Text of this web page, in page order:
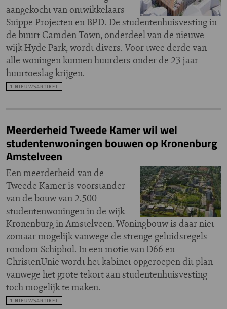
aangekocht van ontwikkelaars
Snippe Projecten en BPD. De studentenhuisvesting in
de buurt Camden Town, onderdeel van de nieuwe
wijk Hyde Park, wordt divers. Voor twee derde van
alle woningen kunnen huurders onder de 23 jaar
huurtoeslag krijgen.
1 NIEUWSARTIKEL
Meerderheid Tweede Kamer wil wel
studentenwoningen bouwen op Kronenburg
Amstelveen
Een meerderheid van de
Tweede Kamer is voorstander
van de bouw van 2.500
studentenwoningen in de wijk
Kronenburg in Amstelveen. Woningbouw is daar niet
zomaar mogelijk vanwege de strenge geluidsregels
rondom Schiphol. In een motie van D66 en
ChristenUnie wordt het kabinet opgeroepen dit plan
vanwege het grote tekort aan studentenhuisvesting
toch mogelijk te maken.
1 NIEUWSARTIKEL